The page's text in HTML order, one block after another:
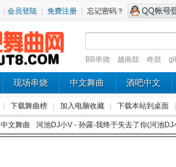
会员登陆 免费注册 忘记密码？
BB串烧 越南鼓 咚鼓
现场串烧 中文舞曲 酒吧中文
下载舞曲榜 加入电脑收藏 下载本站到桌面
中文舞曲 河池DJ小V - 孙露-我终于失去了你(河池